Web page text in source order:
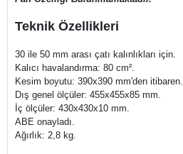
Teknik Özellikleri
30 ile 50 mm arası çatı kalınlıkları için.
Kalıcı havalandırma: 80 cm².
Kesim boyutu: 390x390 mm'den itibaren.
Dış genel ölçüler: 455x455x85 mm.
İç ölçüler: 430x430x10 mm.
ABE onayladı.
Ağırlık: 2,8 kg.